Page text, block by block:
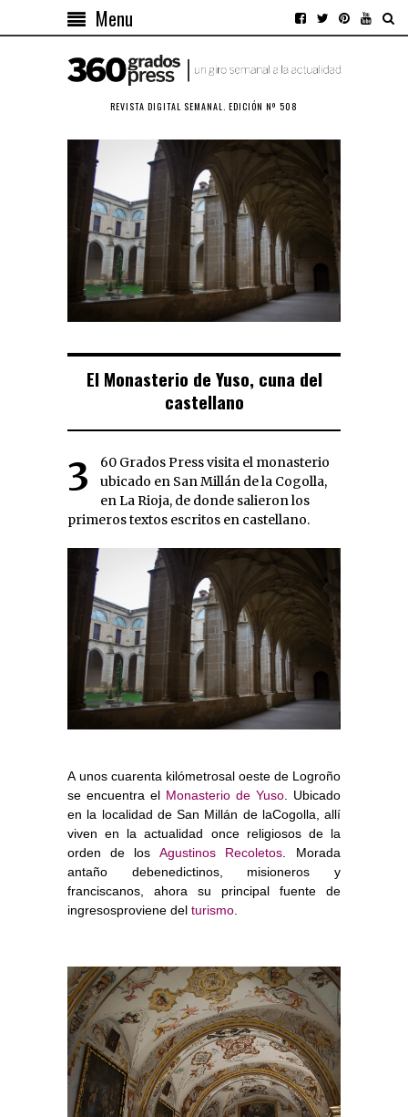
Menu
REVISTA DIGITAL SEMANAL. EDICIÓN Nº 508
El Monasterio de Yuso, cuna del
castellano
360 Grados Press visita el monasterio
ubicado en San Millán de la Cogolla,
en La Rioja, de donde salieron los
primeros textos escritos en castellano.
A unos cuarenta kilómetrosal oeste de Logroño
se encuentra el Monasterio de Yuso. Ubicado
en la localidad de San Millán de laCogolla, allí
viven en la actualidad once religiosos de la
orden de los Agustinos Recoletos. Morada
antaño debenedictinos, misioneros y
franciscanos, ahora su principal fuente de
ingresosproviene del turismo.